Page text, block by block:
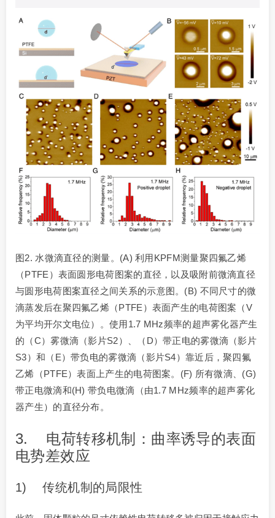
图2. 水微滴直径的测量。(A) 利用KPFM测量聚四氟乙烯
（PTFE）表面圆形电荷图案的直径，以及吸附前微滴直径
与圆形电荷图案直径之间关系的示意图。(B) 不同尺寸的微
滴蒸发后在聚四氟乙烯（PTFE）表面产生的电荷图案（V
为平均开尔文电位）。使用1.7 MHz频率的超声雾化器产生
的（C）雾微滴（影片S2）、（D）带正电的雾微滴（影片
S3）和（E）带负电的雾微滴（影片S4）靠近后，聚四氟
乙烯（PTFE）表面上产生的电荷图案。(F) 所有微滴、(G)
带正电微滴和(H) 带负电微滴（由1.7 MHz频率的超声雾化
器产生）的直径分布。
3. 电荷转移机制：曲率诱导的表面
电势差效应
1) 传统机制的局限性